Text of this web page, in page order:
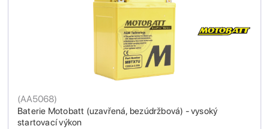
Baterie Motobatt (uzavřená, bezúdržbová) - vysoký
startovací výkon
(AA5068)